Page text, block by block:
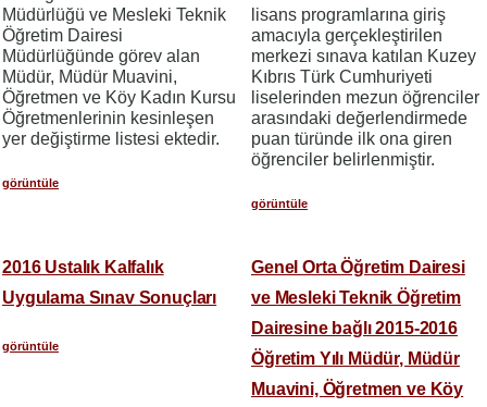
Müdürlüğü ve Mesleki Teknik
Öğretim Dairesi
Müdürlüğünde görev alan
Müdür, Müdür Muavini,
Öğretmen ve Köy Kadın Kursu
Öğretmenlerinin kesinleşen
yer değiştirme listesi ektedir.
görüntüle
lisans programlarına giriş
amacıyla gerçekleştirilen
merkezi sınava katılan Kuzey
Kıbrıs Türk Cumhuriyeti
liselerinden mezun öğrenciler
arasındaki değerlendirmede
puan türünde ilk ona giren
öğrenciler belirlenmiştir.
görüntüle
2016 Ustalık Kalfalık
Uygulama Sınav Sonuçları
görüntüle
Genel Orta Öğretim Dairesi
ve Mesleki Teknik Öğretim
Dairesine bağlı 2015-2016
Öğretim Yılı Müdür, Müdür
Muavini, Öğretmen ve Köy